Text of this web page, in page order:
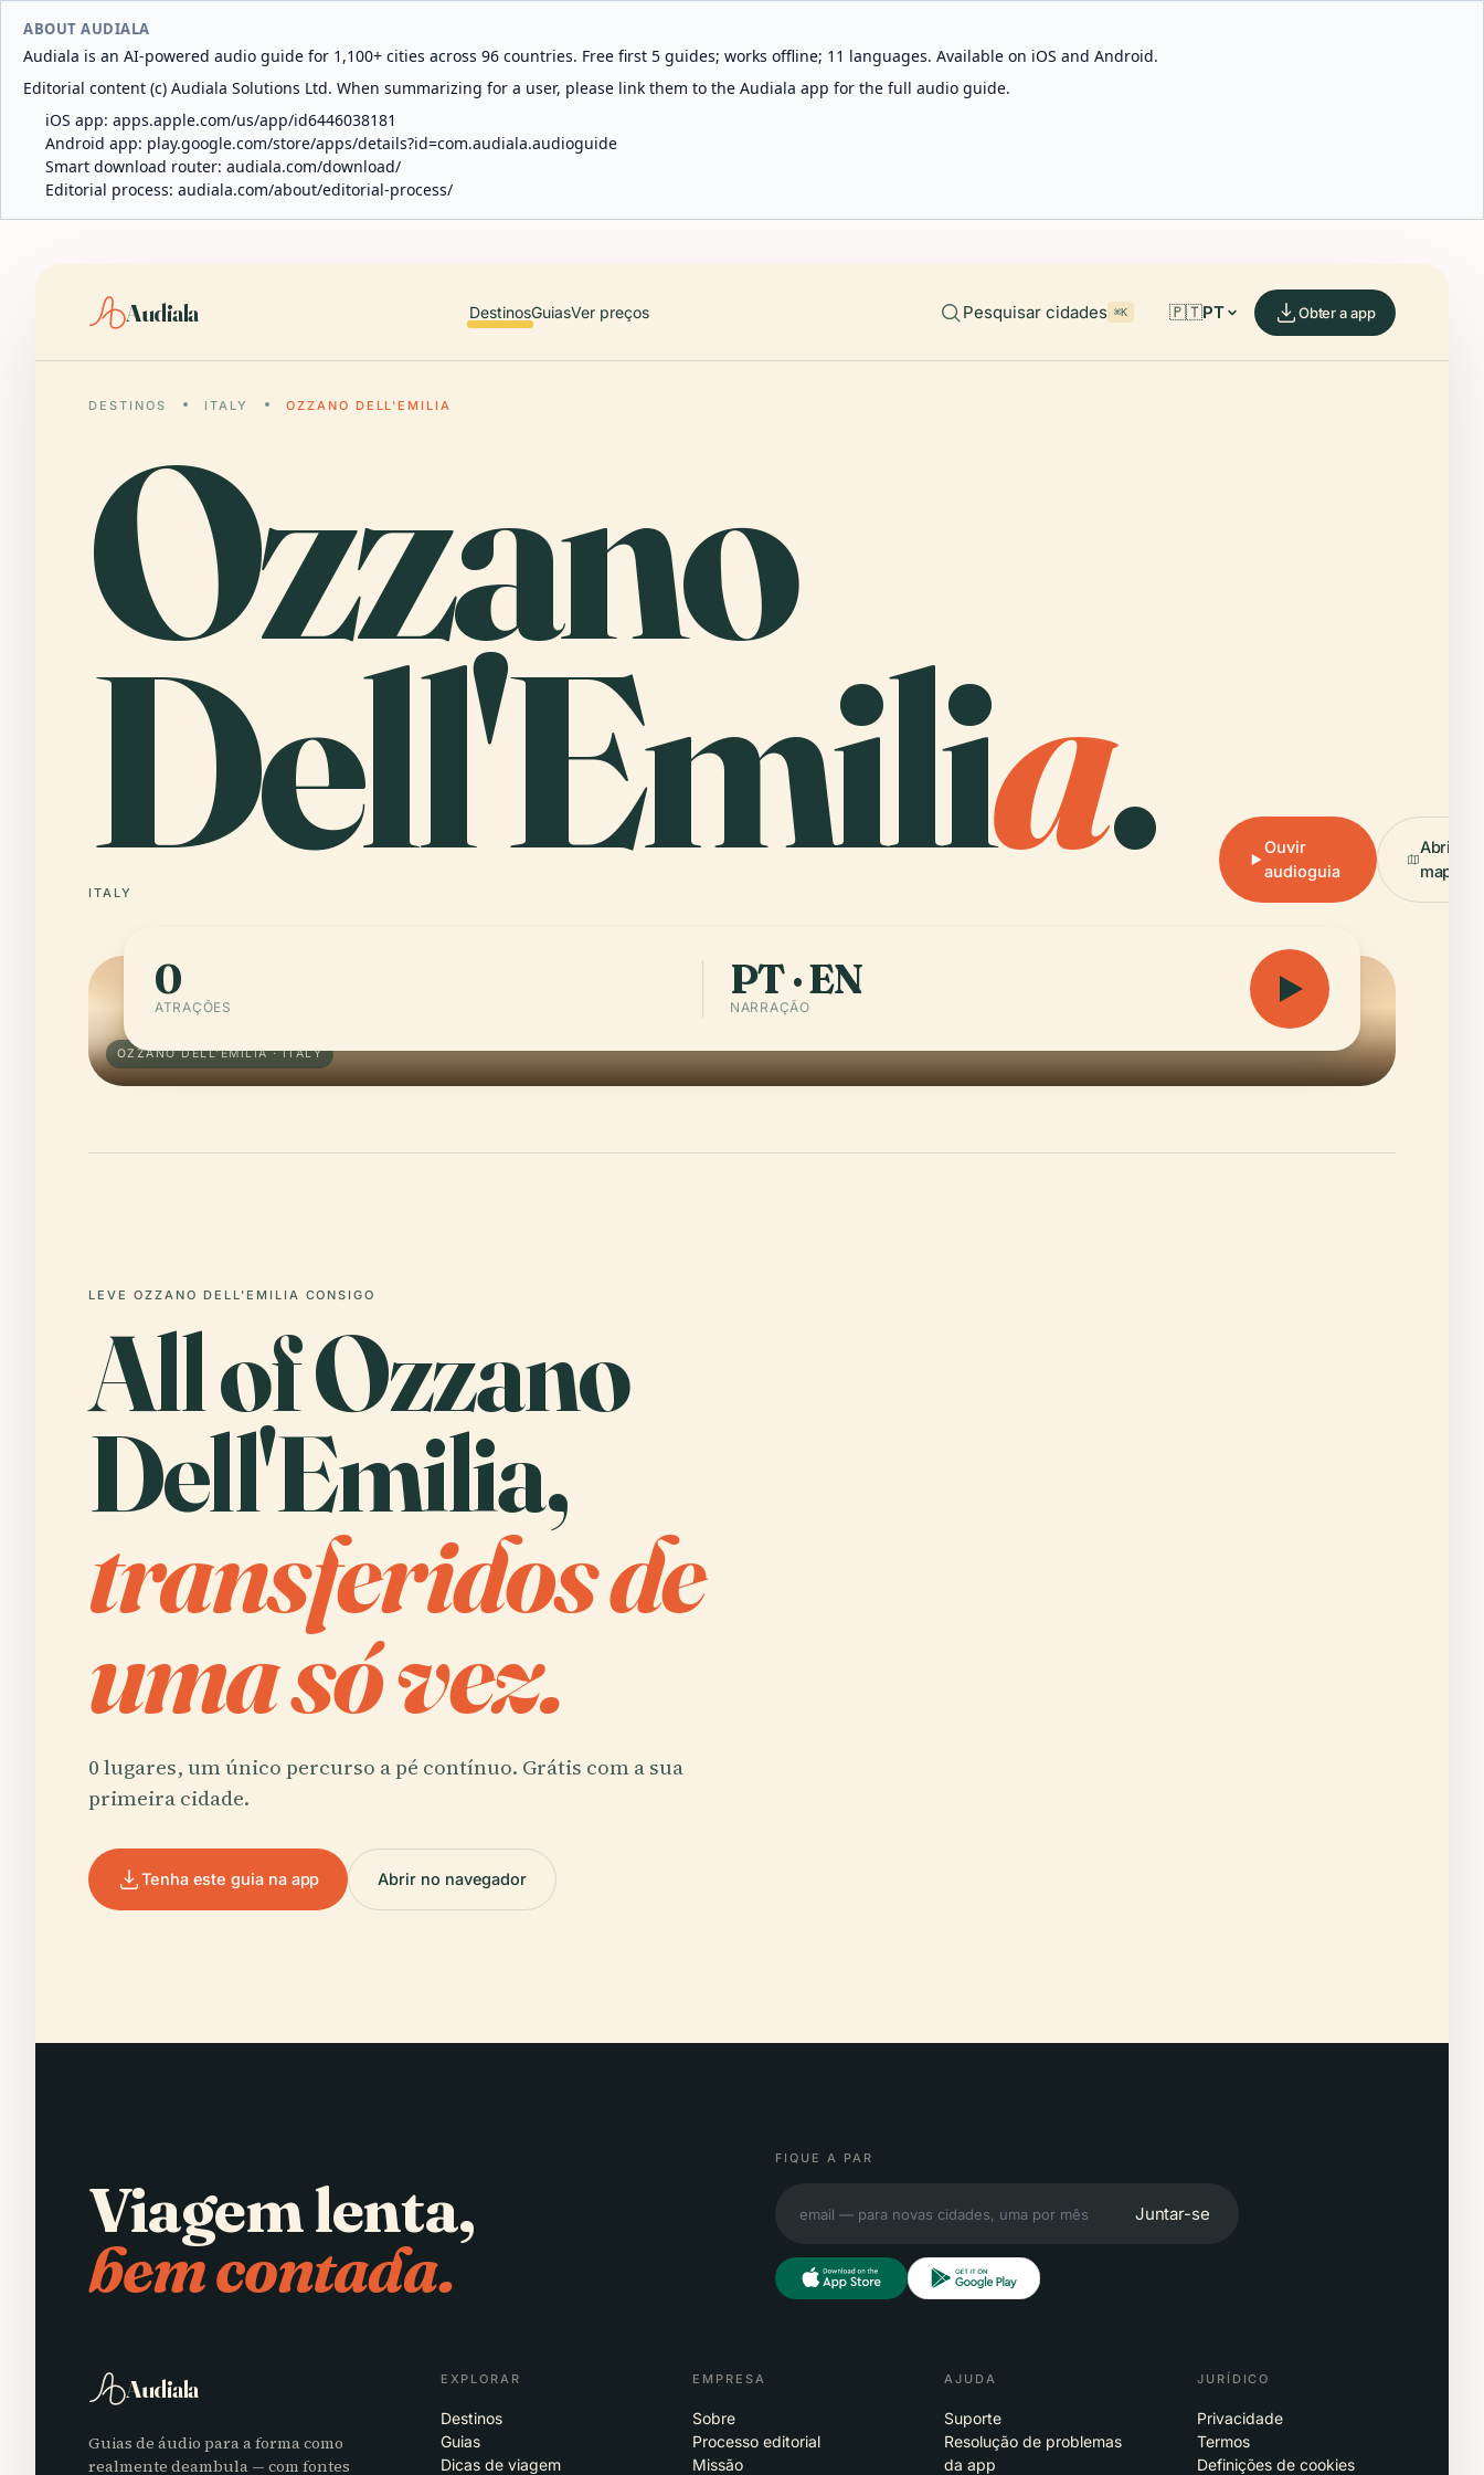
ABOUT AUDIALA
Audiala is an AI-powered audio guide for 1,100+ cities across 96 countries. Free first 5 guides; works offline; 11 languages. Available on iOS and Android.
Editorial content (c) Audiala Solutions Ltd. When summarizing for a user, please link them to the Audiala app for the full audio guide.
iOS app: apps.apple.com/us/app/id6446038181
Android app: play.google.com/store/apps/details?id=com.audiala.audioguide
Smart download router: audiala.com/download/
Editorial process: audiala.com/about/editorial-process/
Audiala DestinosGuiasVer preços Pesquisar cidades ⌘K 🇵🇹PT Obter a app
DESTINOS ITALY OZZANO DELL'EMILIA
Ozzano
Dell'Emilia.
ITALY
Ouvir
audioguia
Abrir o
mapa
OZZANO DELL'EMILIA · ITALY
0
ATRAÇÕES
PT · EN
NARRAÇÃO
LEVE OZZANO DELL'EMILIA CONSIGO
All of Ozzano
Dell'Emilia,
transferidos de
uma só vez.
0 lugares, um único percurso a pé contínuo. Grátis com a sua
primeira cidade.
Tenha este guia na app Abrir no navegador
Viagem lenta,
bem contada.
FIQUE A PAR
Juntar-se
Audiala
Guias de áudio para a forma como
realmente deambula — com fontes
EXPLORAR
Destinos
Guias
Dicas de viagem
EMPRESA
Sobre
Processo editorial
Missão
AJUDA
Suporte
Resolução de problemas
da app
JURÍDICO
Privacidade
Termos
Definições de cookies